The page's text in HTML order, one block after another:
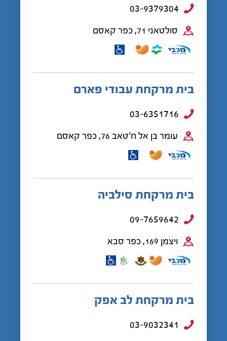
03-9379304
סולטאני 71, כפר קאסם
בית מרקחת עבודי פארם
03-6351716
עומר בן אל ח'טאב 76, כפר קאסם
בית מרקחת סילביה
09-7659642
ויצמן 169, כפר סבא
בית מרקחת לב אפק
03-9032341